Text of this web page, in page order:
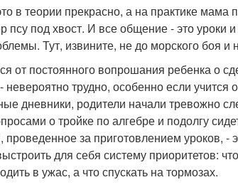
в теории прекрасно, а на практике
псу под хвост. И все общение - это уроки
Тут, извините, не до морского боя и
от постоянного вопрошания ребенка о
невероятно трудно, особенно если
дневники, родители начали тревожно
о тройке по алгебре и подолгу
проведенное за приготовлением уроков,
для себя систему приоритетов:
в ужас, а что спускать на тормозах.